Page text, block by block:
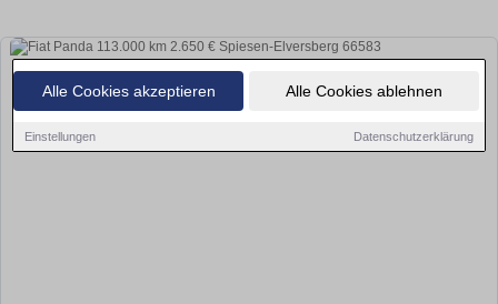
Alle Cookies akzeptieren Alle Cookies ablehnen
Einstellungen Datenschutzerklärung